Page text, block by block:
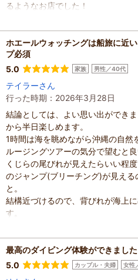
るようなお店でした！
このお店絶対利用してくださいま
めまよぉ
混雑具合
滞在時間：3時間以上
子どもの年齢：
人数：2人
投稿日： 2026年7月29日
ホエールウォッチングは船旅に近
プ必須
5.0
家族 男性／40代
テイラーさん
行った時期：2026年3月28日
結論としては、よい思い出ができ
から半日楽しめます。
1時間は海を眺めながら沖縄の自然
ルージングツアーの気分で望むと良
くじらの尾びれが見えたらいい程
のジャンプ(ブリーチング)が見える
と。
結構近づけるので、背びれが海上
す。
きます。
クジラのスポットまで行くと沖か
酔いする人が結構いました。
最高のダイビング体験ができました
5.0
カップル・夫婦 女性